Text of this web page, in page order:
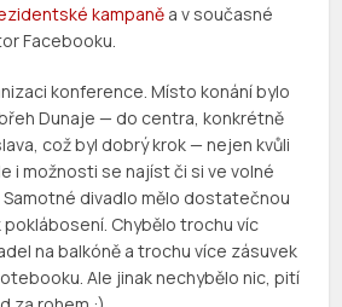
kampaně a v současné
Facebooku.
konference. Místo konání bylo
Dunaje — do centra, konkrétně
což byl dobrý krok — nejen kvůli
i možnosti se najíst či si ve volné
divadlo mělo dostatečnou
Chybělo trochu víc
na balkóně a trochu více zásuvek
Ale jinak nechybělo nic, pití